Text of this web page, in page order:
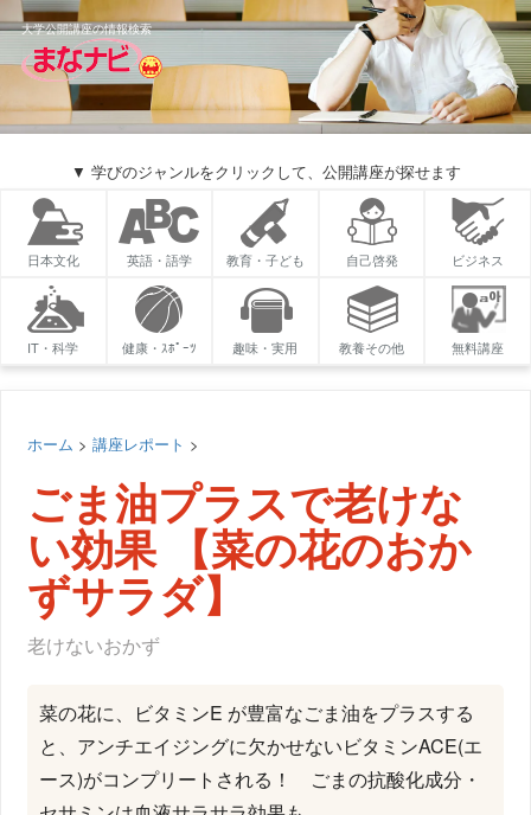
大学公開講座の情報検索
▼ 学びのジャンルをクリックして、公開講座が探せます
日本文化 英語・語学 教育・子ども 自己啓発 ビジネス
IT・科学 健康・ｽﾎﾟｰﾂ 趣味・実用 教養その他 無料講座
ホーム >講座レポート >
ごま油プラスで老けな
い効果 【菜の花のおか
ずサラダ】
老けないおかず
菜の花に、ビタミンE が豊富なごま油をプラスする
と、アンチエイジングに欠かせないビタミンACE(エ
ース)がコンプリートされる！ ごまの抗酸化成分・